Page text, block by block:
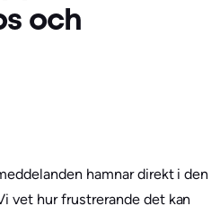
och
hamnar direkt i den
vet hur frustrerande det kan